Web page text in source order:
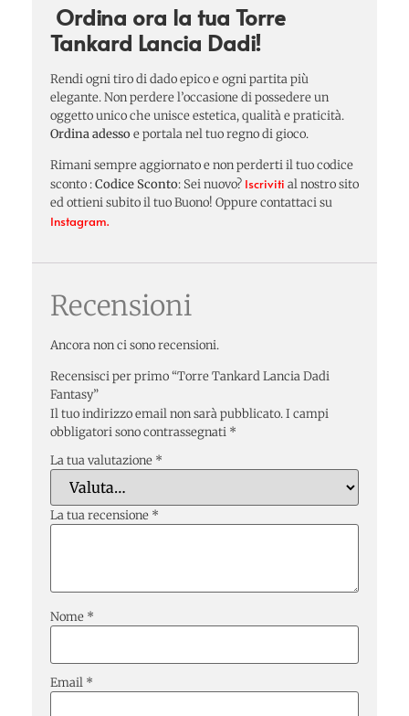
Ordina ora la tua Torre
Tankard Lancia Dadi!
Rendi ogni tiro di dado epico e ogni partita più
elegante. Non perdere l’occasione di possedere un
oggetto unico che unisce estetica, qualità e praticità.
Ordina adessoe portala nel tuo regno di gioco.
Rimani sempre aggiornato e non perderti il tuo codice
sconto :Codice Sconto: Sei nuovo? Iscriviti al nostro sito
ed ottieni subito il tuo Buono! Oppure contattaci su
Instagram.
Recensioni
Ancora non ci sono recensioni.
Recensisci per primo “Torre Tankard Lancia Dadi
Fantasy”
Il tuo indirizzo email non sarà pubblicato.I campi
obbligatori sono contrassegnati *
La tua valutazione *
La tua recensione *
Nome *
Email *